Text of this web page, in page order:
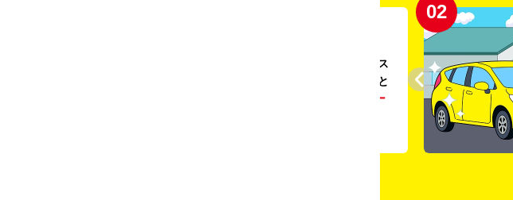
。ガソリンス
タンドや整備工場の既存インフラを活用すること
リー
02